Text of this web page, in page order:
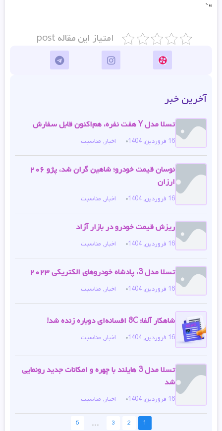
“`
امتیاز این مقاله post
آخرین خبر
تسلا مدل Y هفت نفره، هم‌اکنون قابل سفارش
16 فروردین, 1404 اخبار, مناسبت
نوسان قیمت خودرو؛ شاهین گران شد، پژو ۲۰۶
ارزان
16 فروردین, 1404 اخبار, مناسبت
ریزش قیمت خودرو در بازار آزاد
16 فروردین, 1404 اخبار, مناسبت
تسلا مدل 3، پادشاه خودروهای الکتریکی ۲۰۲۳
16 فروردین, 1404 اخبار, مناسبت
شاهکار آلفا: 8C افسانه‌ای دوباره زنده شد!
16 فروردین, 1404 اخبار, مناسبت
تسلا مدل 3 هایلند با چهره و امکانات جدید رونمایی
شد
16 فروردین, 1404 اخبار, مناسبت
1
2
3
...
5